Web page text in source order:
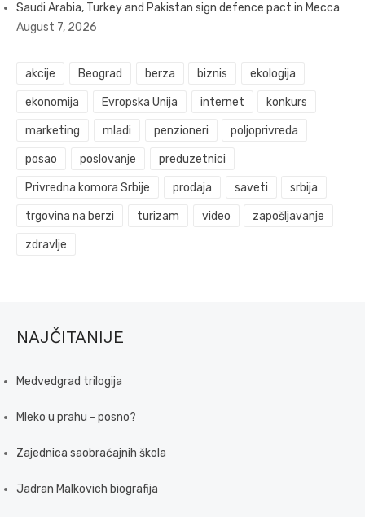
Saudi Arabia, Turkey and Pakistan sign defence pact in Mecca
August 7, 2026
akcije Beograd berza biznis ekologija
ekonomija Evropska Unija internet konkurs
marketing mladi penzioneri poljoprivreda
posao poslovanje preduzetnici
Privredna komora Srbije prodaja saveti srbija
trgovina na berzi turizam video zapošljavanje
zdravlje
NAJČITANIJE
Medvedgrad trilogija
Mleko u prahu - posno?
Zajednica saobraćajnih škola
Jadran Malkovich biografija